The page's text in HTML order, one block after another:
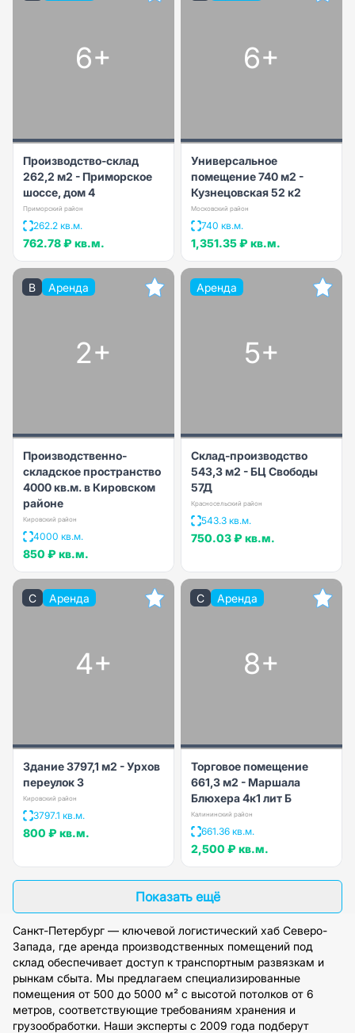
6+
Производство-склад
262,2 м2 - Приморское
шоссе, дом 4
Приморский район
262.2 кв.м.
762.78 ₽ кв.м.
6+
Универсальное
помещение 740 м2 -
Кузнецовская 52 к2
Московский район
740 кв.м.
1,351.35 ₽ кв.м.
B Аренда
2+
Производственно-
складское пространство
4000 кв.м. в Кировском
районе
Кировский район
4000 кв.м.
850 ₽ кв.м.
Аренда
5+
Склад-производство
543,3 м2 - БЦ Свободы
57Д
Красносельский район
543.3 кв.м.
750.03 ₽ кв.м.
C Аренда
4+
Здание 3797,1 м2 - Урхов
переулок 3
Кировский район
3797.1 кв.м.
800 ₽ кв.м.
C Аренда
8+
Торговое помещение
661,3 м2 - Маршала
Блюхера 4к1 лит Б
Калининский район
661.36 кв.м.
2,500 ₽ кв.м.
Показать ещё
Санкт-Петербург — ключевой логистический хаб Северо-
Запада, где аренда производственных помещений под
склад обеспечивает доступ к транспортным развязкам и
рынкам сбыта. Мы предлагаем специализированные
помещения от 500 до 5000 м² с высотой потолков от 6
метров, соответствующие требованиям хранения и
грузообработки. Наши эксперты с 2009 года подберут